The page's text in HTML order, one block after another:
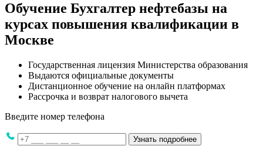
Обучение Бухгалтер нефтебазы на
курсах повышения квалификации в
Москве
Государственная лицензия Министерства образования
Выдаются официальные документы
Дистанционное обучение на онлайн платформах
Рассрочка и возврат налогового вычета
Введите номер телефона
Узнать подробнее